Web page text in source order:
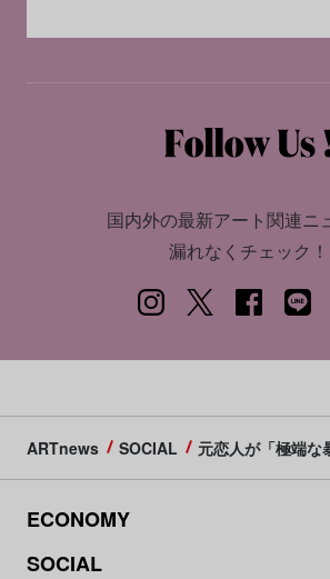
国内外の最新アート関連ニ
漏れなくチェック！
ARTnews SOCIAL 元恋人が「極端な
ECONOMY
SOCIAL